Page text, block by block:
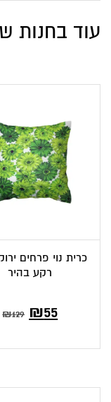
עוד בחנות
כרית נוי פרחים
רקע בהיר
₪129 המחיר
₪129.
₪55המחיר
₪55.